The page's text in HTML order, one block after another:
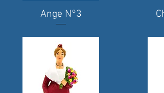
Quick View
Ange N°3